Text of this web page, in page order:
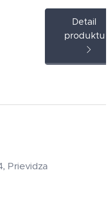
Chop
style.
dené
Cena
450€.
Detail
produktu
Prievidza